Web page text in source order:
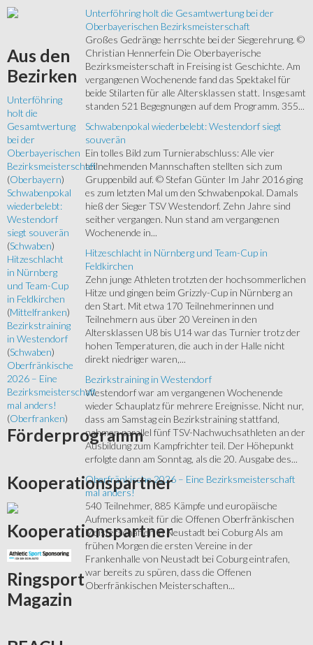
Unterföhring holt die Gesamtwertung bei der
Oberbayerischen Bezirksmeisterschaft
Großes Gedränge herrschte bei der Siegerehrung. ©
Christian Hennerfein Die Oberbayerische
Bezirksmeisterschaft in Freising ist Geschichte. Am
vergangenen Wochenende fand das Spektakel für
beide Stilarten für alle Altersklassen statt. Insgesamt
standen 521 Begegnungen auf dem Programm. 355...
Schwabenpokal wiederbelebt: Westendorf siegt
souverän
Ein tolles Bild zum Turnierabschluss: Alle vier
teilnehmenden Mannschaften stellten sich zum
Gruppenbild auf. © Stefan Günter Im Jahr 2016 ging
es zum letzten Mal um den Schwabenpokal. Damals
hieß der Sieger TSV Westendorf. Zehn Jahre sind
seither vergangen. Nun stand am vergangenen
Wochenende in...
Hitzeschlacht in Nürnberg und Team-Cup in
Feldkirchen
Zehn junge Athleten trotzten der hochsommerlichen
Hitze und gingen beim Grizzly-Cup in Nürnberg an
den Start. Mit etwa 170 Teilnehmerinnen und
Teilnehmern aus über 20 Vereinen in den
Altersklassen U8 bis U14 war das Turnier trotz der
hohen Temperaturen, die auch in der Halle nicht
direkt niedriger waren,...
Bezirkstraining in Westendorf
Westendorf war am vergangenen Wochenende
wieder Schauplatz für mehrere Ereignisse. Nicht nur,
dass am Samstag ein Bezirkstraining stattfand,
nahmen parallel fünf TSV-Nachwuchsathleten an der
Ausbildung zum Kampfrichter teil. Der Höhepunkt
erfolgte dann am Sonntag, als die 20. Ausgabe des...
Oberfränkische 2026 – Eine Bezirksmeisterschaft
mal anders!
540 Teilnehmer, 885 Kämpfe und europäische
Aufmerksamkeit für die Offenen Oberfränkischen
Meisterschaften in Neustadt bei Coburg Als am
frühen Morgen die ersten Vereine in der
Frankenhalle von Neustadt bei Coburg eintrafen,
war bereits zu spüren, dass die Offenen
Oberfränkischen Meisterschaften...
Aus den
Bezirken
Unterföhring
holt die
Gesamtwertung
bei der
Oberbayerischen
Bezirksmeisterschaft
(Oberbayern)
Schwabenpokal
wiederbelebt:
Westendorf
siegt souverän
(Schwaben)
Hitzeschlacht
in Nürnberg
und Team-Cup
in Feldkirchen
(Mittelfranken)
Bezirkstraining
in Westendorf
(Schwaben)
Oberfränkische
2026 – Eine
Bezirksmeisterschaft
mal anders!
(Oberfranken)
Förderprogramm
Kooperationspartner
Kooperationspartner
Ringsport
Magazin